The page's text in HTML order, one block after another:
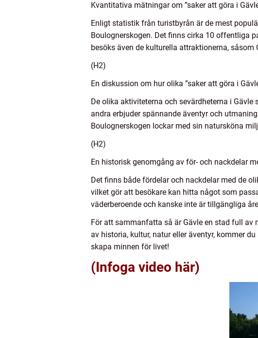
Kvantitativa mätningar om ”saker att göra i
Enligt statistik från turistbyrån är de mest
Boulognerskogen. Det finns cirka 10 offentliga
besöks även de kulturella attraktionerna,
(H2)
En diskussion om hur olika ”saker att göra i
De olika aktiviteterna och sevärdheterna i
andra erbjuder spännande äventyr och
Boulognerskogen lockar med sin natursköna
(H2)
En historisk genomgång av för- och nackdelar
Det finns både fördelar och nackdelar med de
vilket gör att besökare kan hitta något som
väderberoende och kanske inte är tillgängliga
För att sammanfatta så är Gävle en stad full av
av historia, kultur, natur eller äventyr, kommer
skapa minnen för livet!
(Infoga video här)